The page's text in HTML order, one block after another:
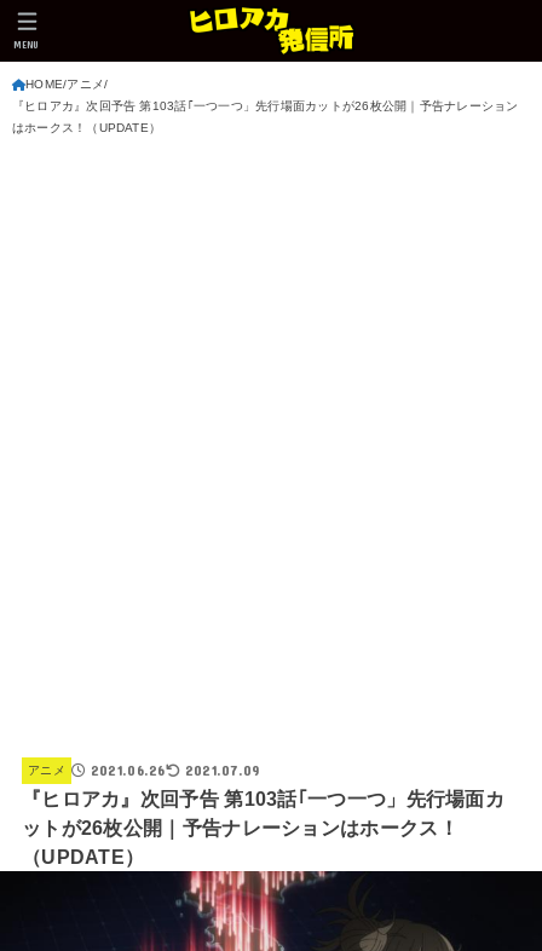
MENU
HOME アニメ
『ヒロアカ』次回予告 第103話｢一つ一つ」先行場面カットが26枚公開｜予告ナレーション
はホークス！（UPDATE）
アニメ 2021.06.26 2021.07.09
『ヒロアカ』次回予告 第103話｢一つ一つ」先行場面カ
ットが26枚公開｜予告ナレーションはホークス！
（UPDATE）